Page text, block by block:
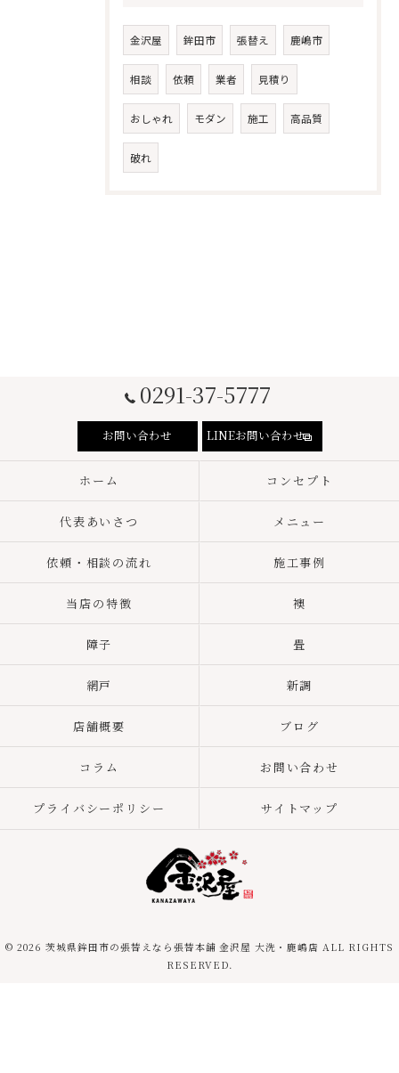
金沢屋 鉾田市 張替え 鹿嶋市
相談 依頼 業者 見積り
おしゃれ モダン 施工 高品質
破れ
0291-37-5777
お問い合わせ LINEお問い合わせ
ホーム コンセプト
代表あいさつ メニュー
依頼・相談の流れ 施工事例
当店の特徴 襖
障子 畳
網戸 新調
店舗概要 ブログ
コラム お問い合わせ
プライバシーポリシー サイトマップ
© 2026 茨城県鉾田市の張替えなら張替本舗 金沢屋 大洗・鹿嶋店 ALL RIGHTS
RESERVED.